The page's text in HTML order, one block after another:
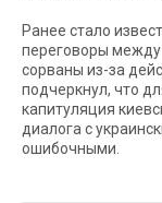
Ранее стало
переговоры
сорваны из-за
подчеркнул, что
капитуляция
диалога с
ошибочными.